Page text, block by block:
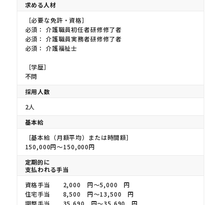
求める人材
［必要な免許・資格］
必須： 介護職員初任者研修修了者
必須： 介護職員実務者研修修了者
必須： 介護福祉士
［学歴］
不問
採用人数
2人
基本給
［基本給（月額平均）または時間額］
150,000円〜150,000円
定期的に
支払われる手当
資格手当 2,000 円〜5,000 円
住宅手当 8,500 円〜13,500 円
調整手当 35,690 円〜35,690 円